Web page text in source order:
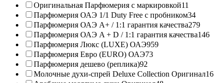
Оригинальная Парфюмерия с маркировкой11
Парфюмерия ОАЭ 1/1 Duty Free с пробником34
Парфюмерия ОАЭ A+ / 1:1 гарантия качества279
Парфюмерия ОАЭ A + D / 1:1 гарантия качества146
Парфюмерия Люкс (LUXE) ОАЭ959
Парфюмерия Евро (EURO) ОАЭ73
Парфюмерия дешево (реплика)92
Молочные духи-спрей Deluxe Collection Оригинал16